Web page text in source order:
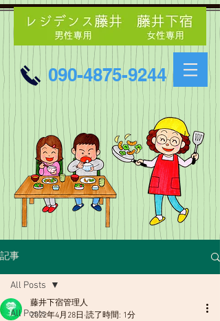
090-4875-9244
記事
All Posts
All Posts
藤井下宿管理人
2022年4月28日 読了時間: 1分